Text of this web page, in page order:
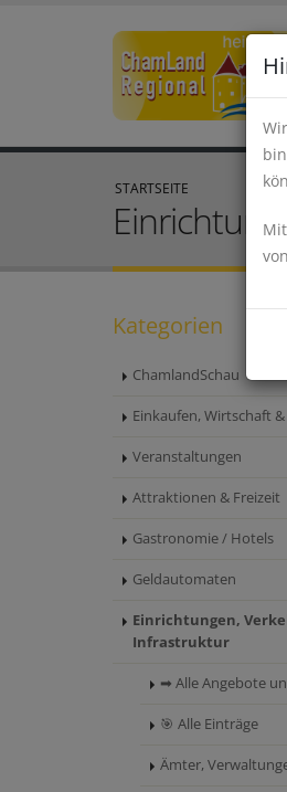
STARTSEITE
Kategorien
ChamlandSchau
Einkaufen, Wirtschaft
Veranstaltungen
Attraktionen & Freizeit
Gastronomie / Hotels
Geldautomaten
Einrichtungen,
Infrastruktur
➡ Alle Angebote
🎯 Alle Einträge
Ämter,